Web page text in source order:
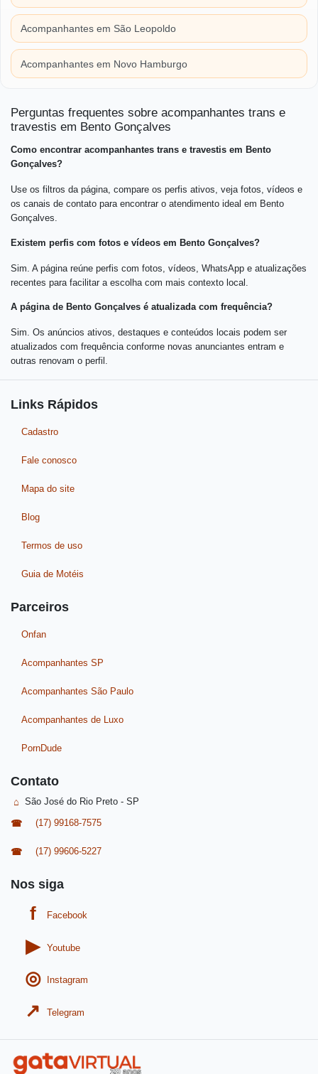
Acompanhantes em São Leopoldo
Acompanhantes em Novo Hamburgo
Perguntas frequentes sobre acompanhantes trans e
travestis em Bento Gonçalves
Como encontrar acompanhantes trans e travestis em Bento
Gonçalves?
Use os filtros da página, compare os perfis ativos, veja fotos, vídeos e
os canais de contato para encontrar o atendimento ideal em Bento
Gonçalves.
Existem perfis com fotos e vídeos em Bento Gonçalves?
Sim. A página reúne perfis com fotos, vídeos, WhatsApp e atualizações
recentes para facilitar a escolha com mais contexto local.
A página de Bento Gonçalves é atualizada com frequência?
Sim. Os anúncios ativos, destaques e conteúdos locais podem ser
atualizados com frequência conforme novas anunciantes entram e
outras renovam o perfil.
Links Rápidos
Cadastro
Fale conosco
Mapa do site
Blog
Termos de uso
Guia de Motéis
Parceiros
Onfan
Acompanhantes SP
Acompanhantes São Paulo
Acompanhantes de Luxo
PornDude
Contato
São José do Rio Preto - SP
(17) 99168-7575
(17) 99606-5227
Nos siga
Facebook
Youtube
Instagram
Telegram